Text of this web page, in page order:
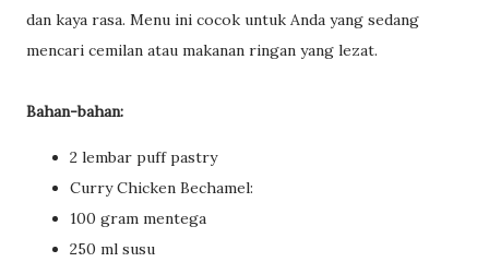
dan kaya rasa. Menu ini cocok untuk Anda yang sedang
mencari cemilan atau makanan ringan yang lezat.
Bahan-bahan:
2 lembar puff pastry
Curry Chicken Bechamel:
100 gram mentega
250 ml susu